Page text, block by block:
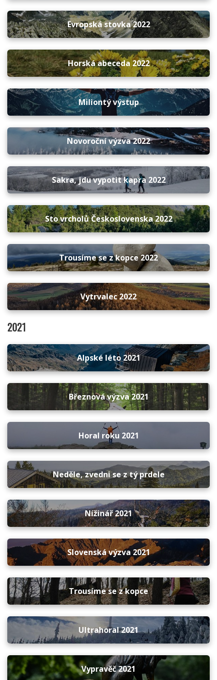
Evropská stovka 2022
Horská abeceda 2022
Miliontý výstup
Novoroční výzva 2022
Sakra, jdu vypotit kapra 2022
Sto vrcholů Československa 2022
Trousíme se z kopce 2022
Vytrvalec 2022
2021
Alpské léto 2021
Březnová výzva 2021
Horal roku 2021
Neděle, zvedni se z tý prdele
Nížinář 2021
Slovenská výzva 2021
Trousíme se z kopce
Ultrahoral 2021
Vypravěč 2021